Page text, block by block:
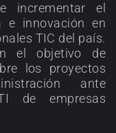
incrementar el
e innovación en
TIC del país.
el objetivo de
los proyectos
ante
de empresas